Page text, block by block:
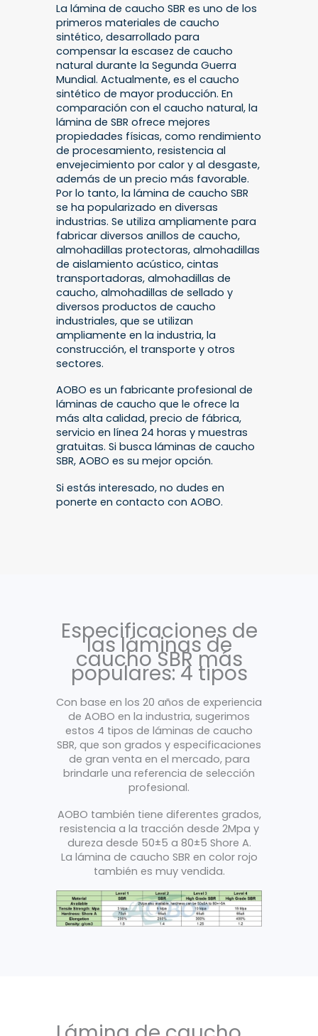
La lámina de caucho SBR es uno de los
primeros materiales de caucho
sintético, desarrollado para
compensar la escasez de caucho
natural durante la Segunda Guerra
Mundial. Actualmente, es el caucho
sintético de mayor producción. En
comparación con el caucho natural, la
lámina de SBR ofrece mejores
propiedades físicas, como rendimiento
de procesamiento, resistencia al
envejecimiento por calor y al desgaste,
además de un precio más favorable.
Por lo tanto, la lámina de caucho SBR
se ha popularizado en diversas
industrias. Se utiliza ampliamente para
fabricar diversos anillos de caucho,
almohadillas protectoras, almohadillas
de aislamiento acústico, cintas
transportadoras, almohadillas de
caucho, almohadillas de sellado y
diversos productos de caucho
industriales, que se utilizan
ampliamente en la industria, la
construcción, el transporte y otros
sectores.
AOBO es un fabricante profesional de
láminas de caucho que le ofrece la
más alta calidad, precio de fábrica,
servicio en línea 24 horas y muestras
gratuitas. Si busca láminas de caucho
SBR, AOBO es su mejor opción.
Si estás interesado, no dudes en
ponerte en contacto con AOBO.
Especificaciones de
las láminas de
caucho SBR más
populares: 4 tipos
Con base en los 20 años de experiencia
de AOBO en la industria, sugerimos
estos 4 tipos de láminas de caucho
SBR, que son grados y especificaciones
de gran venta en el mercado, para
brindarle una referencia de selección
profesional.
AOBO también tiene diferentes grados,
resistencia a la tracción desde 2Mpa y
dureza desde 50±5 a 80±5 Shore A.
La lámina de caucho SBR en color rojo
también es muy vendida.